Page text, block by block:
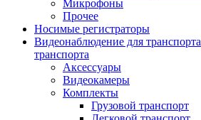
Микрофоны
Прочее
Носимые регистраторы
Видеонаблюдение для транспорта
транспорта
Аксессуары
Видеокамеры
Комплекты
Грузовой транспорт